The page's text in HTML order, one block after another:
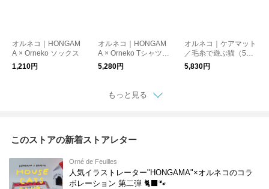
オルネコ｜HONGAM
A × Orneko ソックス
1,210円
オルネコ｜HONGAM
A × Orneko Tシャツ／
CATS ARE THE BEST
5,280円
オルネコ｜ケアマット
／毛糸で遊ぶ猫（50×
70cm）
5,830円
もっと見る
このストアの新着ストアレター
Orné de Feuilles
人気イラストレーター"HONGAMA"×オルネコの​コラ
ボレーション 第二弾 🐈‍⬛🐾